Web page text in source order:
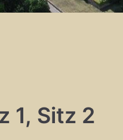
1, Sitz 2